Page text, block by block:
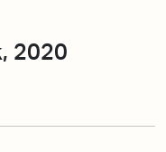
2020